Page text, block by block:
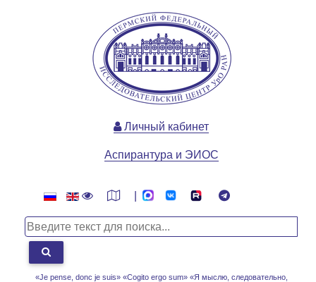
«Je pense, donc je suis» «Cogito ergo sum» «Я мыслю, следовательно,
Личный кабинет
Аспирантура и ЭИОС